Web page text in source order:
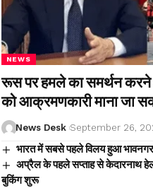
NEWS
रूस पर हमले का समर्थन करने
को आक्रमणकारी माना जा
News Desk September 26,
भारत में सबसे पहले विलय हुआ भावनगर
अप्रैल के पहले सप्ताह से केदारनाथ
बुकिंग शुरू